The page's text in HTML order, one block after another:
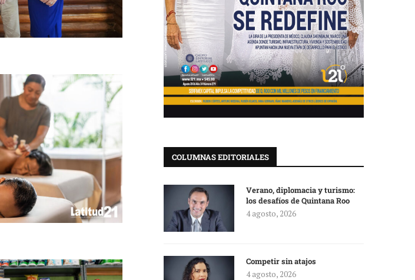
COLUMNAS EDITORIALES
Verano, diplomacia y turismo:
los desafíos de Quintana Roo
4 agosto, 2026
Competir sin atajos
4 agosto, 2026